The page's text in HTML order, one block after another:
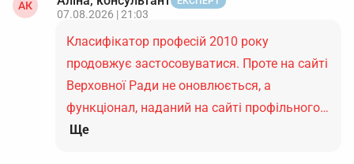
АК
07.08.2026 | 21:03
Класифікатор професій 2010 року
продовжує застосовуватися. Проте на сайті
Верховної Ради не оновлюється, а
функціонал, наданий на сайті профільного…
Ще